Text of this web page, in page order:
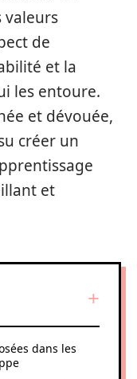
valeurs
de
et la
les entoure.
et dévouée,
créer un
et
dans les